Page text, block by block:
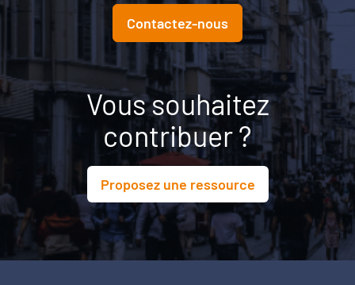
Contactez-nous
Vous souhaitez
contribuer ?
Proposez une ressource